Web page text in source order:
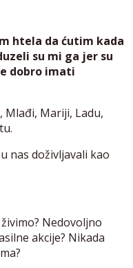
htela da ćutim kada
su mi ga jer su
dobro imati
Mlađi, Mariji, Ladu,
nas doživljavali kao
Nedovoljno
akcije? Nikada